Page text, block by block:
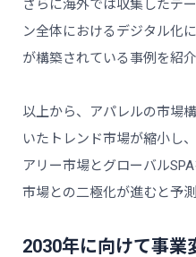
さらに海外では収集したデ
ン全体におけるデジタル化
が構築されている事例を紹介
以上から、アパレルの市場
いたトレンド市場が縮小し
アリー市場とグローバル
市場との二極化が進むと予測
2030年に向けて事業